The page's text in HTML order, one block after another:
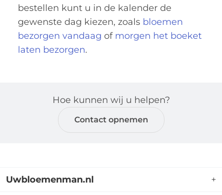
bestellen kunt u in de kalender de
gewenste dag kiezen, zoals bloemen
bezorgen vandaag of morgen het boeket
laten bezorgen.
Hoe kunnen wij u helpen?
Contact opnemen
Uwbloemenman.nl +